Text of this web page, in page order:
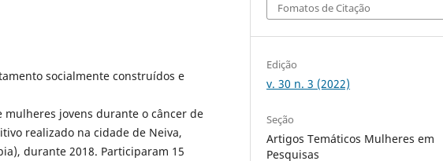
socialmente construídos e
mulheres jovens durante o câncer de
realizado na cidade de Neiva,
durante 2018. Participaram 15
Fomatos de Citação
Edição
v. 30 n. 3 (2022)
Seção
Artigos Temáticos Mulheres em
Pesquisas